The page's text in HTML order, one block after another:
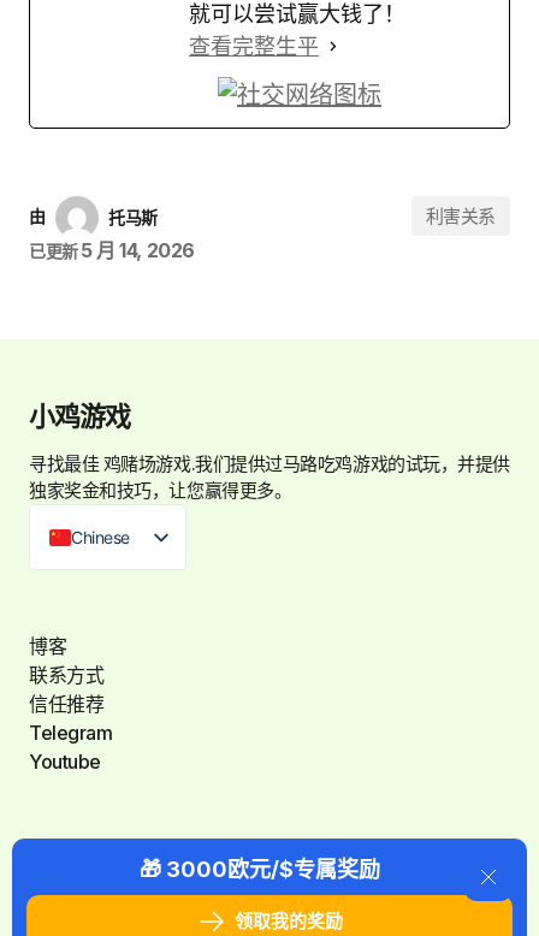
就可以尝试赢大钱了！
查看完整生平
由
托马斯
小鸡游戏
寻找最佳鸡赌场游戏.我们提供过马路吃鸡游戏的试玩，并提供
独家奖金和技巧，让您赢得更多。
Chinese
博客
联系方式
信任推荐
Telegram
🎁 3000欧元/$专属奖励
领取我的奖励